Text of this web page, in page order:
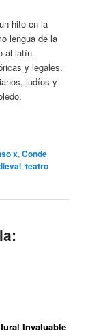
hito en la
lengua de la
al latín.
y legales.
judíos y
x,Conde
,teatro
Invaluable